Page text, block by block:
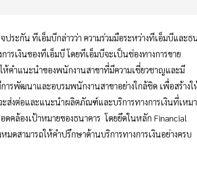
ะกัน ทีเอ็มบีกล่าวว่า ความร่วมมือระหว่างทีเอ็มบีและธ
เงินของทีเอ็มบี โดยทีเอ็มบีจะเป็นช่องทางการขาย
คำแนะนำของพนักงานสาขาที่มีความเชี่ยวชาญและมี
รพัฒนาและอบรมพนักงานสาขาอย่างใกล้ชิด เพื่อสร้างใ
งต่อและแนะนำผลิตภัณฑ์และบริการทางการเงินที่เหม
คล้องเป้าหมายของธนาคาร โดยยึดในหลัก Financial
ดสามารถให้คำปรึกษาด้านบริการทางการเงินอย่างครบ